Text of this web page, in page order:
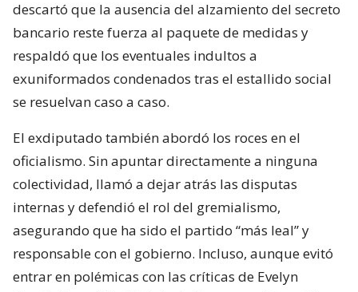
descartó que la ausencia del alzamiento del secreto
bancario reste fuerza al paquete de medidas y
respaldó que los eventuales indultos a
exuniformados condenados tras el estallido social
se resuelvan caso a caso.
El exdiputado también abordó los roces en el
oficialismo. Sin apuntar directamente a ninguna
colectividad, llamó a dejar atrás las disputas
internas y defendió el rol del gremialismo,
asegurando que ha sido el partido “más leal” y
responsable con el gobierno. Incluso, aunque evitó
entrar en polémicas con las críticas de Evelyn